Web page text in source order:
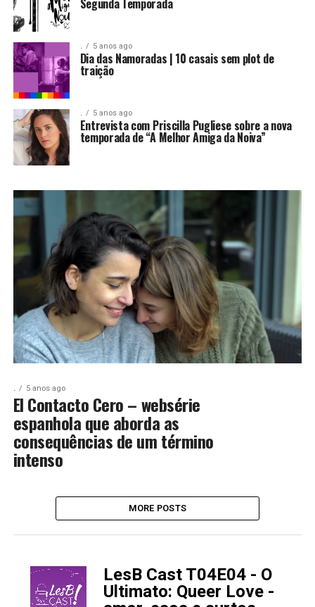
Segunda Temporada
. 5 anos ago
Dia das Namoradas | 10 casais sem plot de
traição
. 5 anos ago
Entrevista com Priscilla Pugliese sobre a nova
temporada de “A Melhor Amiga da Noiva”
. 5 anos ago
El Contacto Cero – websérie
espanhola que aborda as
consequências de um término
intenso
MORE POSTS
LesB Cast T04E04 - O
Ultimato: Queer Love -
-